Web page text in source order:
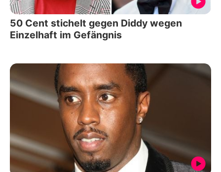
50 Cent stichelt gegen Diddy wegen
Einzelhaft im Gefängnis